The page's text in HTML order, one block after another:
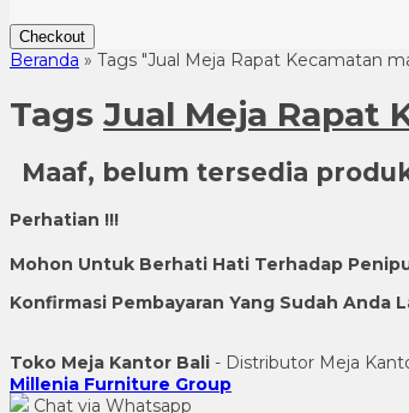
Checkout
Beranda » Tags "Jual Meja Rapat Kecamatan
Tags Jual Meja Rapat
Maaf, belum tersedia
Perhatian !!!
Mohon Untuk Berhati Hati Terhadap
Konfirmasi Pembayaran Yang Sudah Anda
Toko Meja Kantor Bali - Distributor Meja
Millenia Furniture Group
Chat via Whatsapp